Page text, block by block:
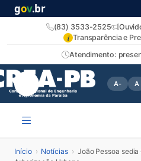
gov.br
Atendimento:
(83) 3533-2525
i Transparência e
A- A
Início › Notícias › João Pessoa